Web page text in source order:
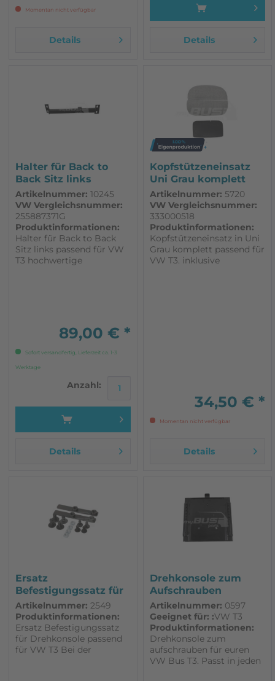
Momentan nicht verfügbar
Details Details
Halter für Back to
Back Sitz links
passend für...
Artikelnummer: 10245
VW Vergleichsnummer:
255887371G
Produktinformationen:
Halter für Back to Back
Sitz links passend für VW
T3 hochwertige
89,00 € *
Sofort versandfertig, Lieferzeit ca. 1-3
Werktage
Anzahl:
Details
Kopfstützeneinsatz
Uni Grau komplett
passend...
Artikelnummer: 5720
VW Vergleichsnummer:
333000518
Produktinformationen:
Kopfstützeneinsatz in Uni
Grau komplett passend für
VW T3. inklusive
34,50 € *
Momentan nicht verfügbar
Details
Ersatz
Befestigungssatz für
Drehkonsole
passend...
Artikelnummer: 2549
Produktinformationen:
Ersatz Befestigungssatz
für Drehkonsole passend
für VW T3 Bei der
Drehkonsole zum
Aufschrauben
passend für VW T3
Artikelnummer: 0597
Geeignet für: :VW T3
Produktinformationen:
Drehkonsole zum
aufschrauben für euren
VW Bus T3. Passt in jeden